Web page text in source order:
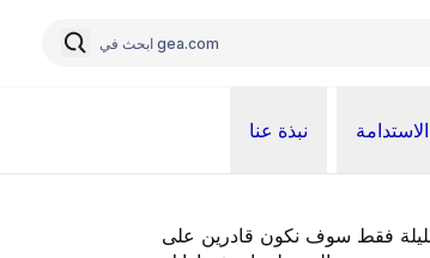
نبذة عنا الاستدامة
فقط سوف نكون قادرين على